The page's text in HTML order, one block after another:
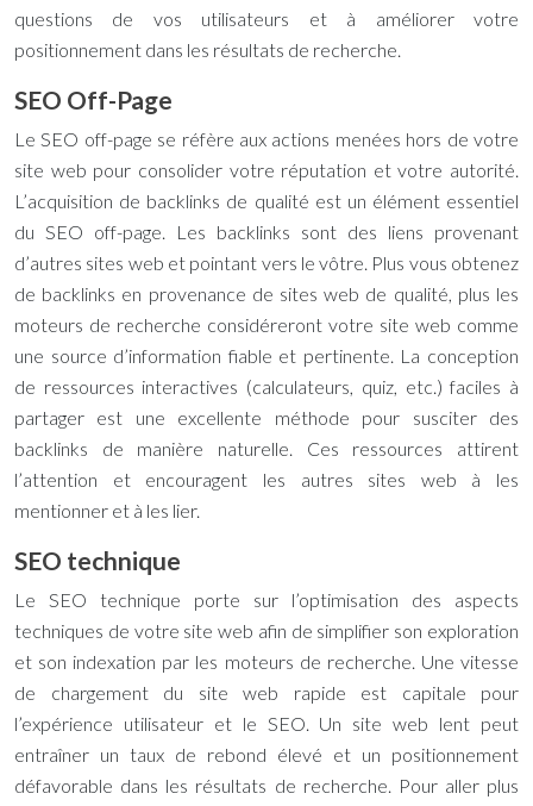
questions de vos utilisateurs et à améliorer votre
positionnement dans les résultats de recherche.
SEO Off-Page
Le SEO off-page se réfère aux actions menées hors de votre
site web pour consolider votre réputation et votre autorité.
L’acquisition de backlinks de qualité est un élément essentiel
du SEO off-page. Les backlinks sont des liens provenant
d’autres sites web et pointant vers le vôtre. Plus vous obtenez
de backlinks en provenance de sites web de qualité, plus les
moteurs de recherche considéreront votre site web comme
une source d’information fiable et pertinente. La conception
de ressources interactives (calculateurs, quiz, etc.) faciles à
partager est une excellente méthode pour susciter des
backlinks de manière naturelle. Ces ressources attirent
l’attention et encouragent les autres sites web à les
mentionner et à les lier.
SEO technique
Le SEO technique porte sur l’optimisation des aspects
techniques de votre site web afin de simplifier son exploration
et son indexation par les moteurs de recherche. Une vitesse
de chargement du site web rapide est capitale pour
l’expérience utilisateur et le SEO. Un site web lent peut
entraîner un taux de rebond élevé et un positionnement
défavorable dans les résultats de recherche. Pour aller plus